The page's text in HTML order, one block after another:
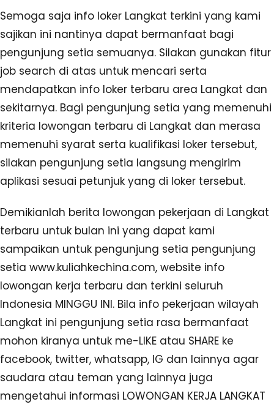
Semoga saja info loker Langkat terkini yang kami
sajikan ini nantinya dapat bermanfaat bagi
pengunjung setia semuanya. Silakan gunakan fitur
job search di atas untuk mencari serta
mendapatkan info loker terbaru area Langkat dan
sekitarnya. Bagi pengunjung setia yang memenuhi
kriteria lowongan terbaru di Langkat dan merasa
memenuhi syarat serta kualifikasi loker tersebut,
silakan pengunjung setia langsung mengirim
aplikasi sesuai petunjuk yang di loker tersebut.
Demikianlah berita lowongan pekerjaan di Langkat
terbaru untuk bulan ini yang dapat kami
sampaikan untuk pengunjung setia pengunjung
setia www.kuliahkechina.com, website info
lowongan kerja terbaru dan terkini seluruh
Indonesia MINGGU INI. Bila info pekerjaan wilayah
Langkat ini pengunjung setia rasa bermanfaat
mohon kiranya untuk me-LIKE atau SHARE ke
facebook, twitter, whatsapp, IG dan lainnya agar
saudara atau teman yang lainnya juga
mengetahui informasi LOWONGAN KERJA LANGKAT